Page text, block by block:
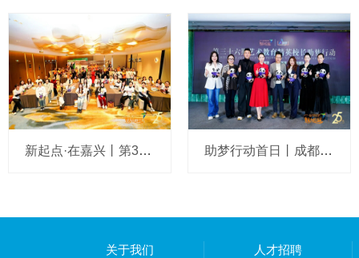
新起点·在嘉兴丨第36期艺术教育精英校长助梦行动温暖落幕 助梦行动首日丨成都，都成！艺起成为更好的自己
关于我们 人才招聘